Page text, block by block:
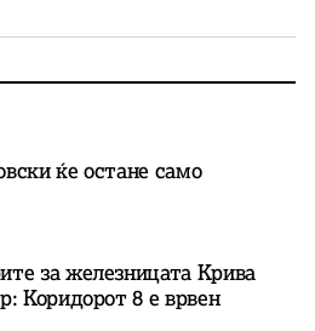
и дека таквиот пристап
ќе остане само
за железницата Крива
Коридорот 8 е врвен